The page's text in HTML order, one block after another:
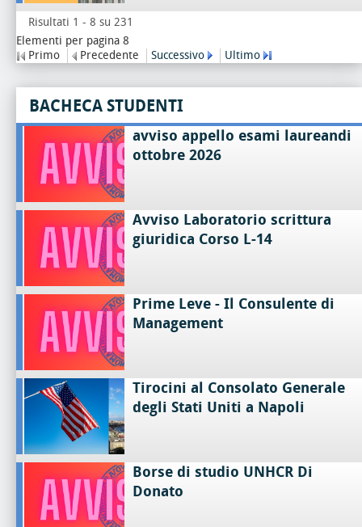
Risultati 1 - 8 su 231
Elementi per pagina 8
Primo
Precedente Successivo Ultimo
BACHECA STUDENTI
avviso appello esami laureandi
ottobre 2026
Avviso Laboratorio scrittura
giuridica Corso L-14
Prime Leve - Il Consulente di
Management
Tirocini al Consolato Generale
degli Stati Uniti a Napoli
Borse di studio UNHCR Di
Donato